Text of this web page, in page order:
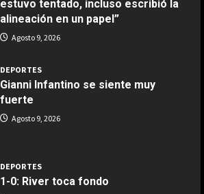
COCINA
Ensalada de espinacas deliciosa
COCINA
aire
estuvo tentado, incluso escribió la
alineación en un papel”
Agosto 9, 2026
DEPORTES
Gianni Infantino se siente muy
fuerte
Agosto 9, 2026
DEPORTES
1-0: River toca fondo